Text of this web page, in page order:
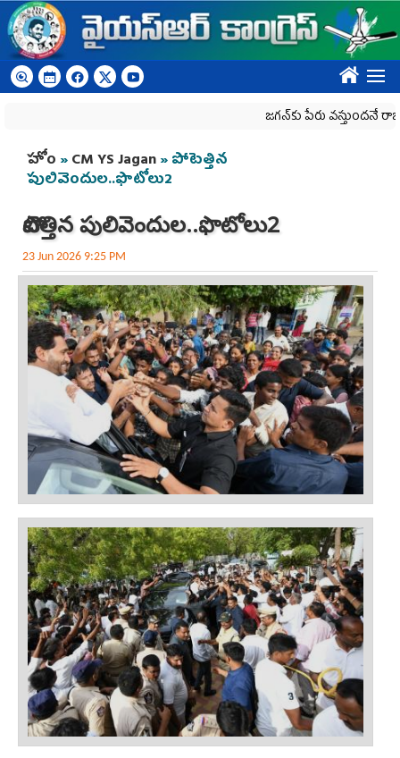
Skip to main content
????
జగన్‌కు పేరు వస్తుందనే రాజకీయ
You are here
హోం »CM YS Jagan» పోటెత్తిన
పులివెందుల‌..ఫొటోలు2
పోటెత్తిన పులివెందుల‌..ఫొటోలు2
23 Jun 2026 9:25 PM